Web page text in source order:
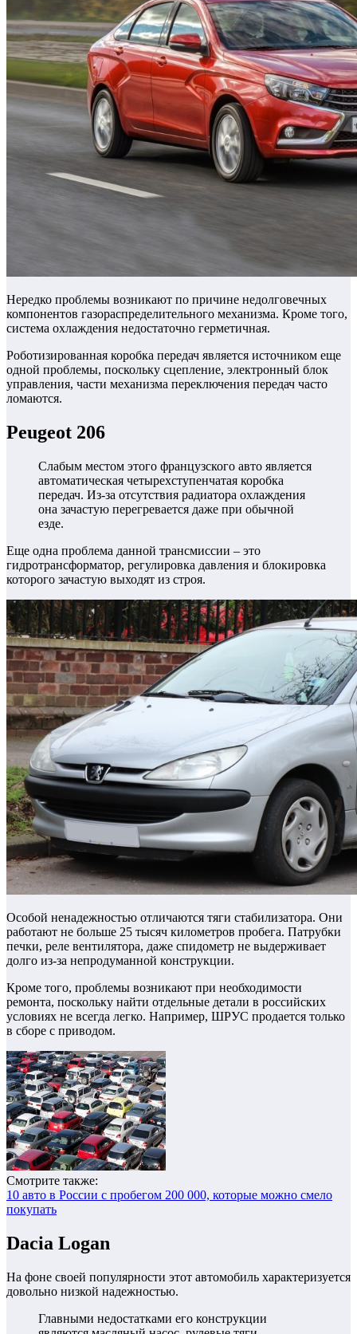
Нередко проблемы возникают по причине недолговечных
компонентов газораспределительного механизма. Кроме того,
система охлаждения недостаточно герметичная.
Роботизированная коробка передач является источником еще
одной проблемы, поскольку сцепление, электронный блок
управления, части механизма переключения передач часто
ломаются.
Peugeot 206
Слабым местом этого французского авто является
автоматическая четырехступенчатая коробка
передач. Из-за отсутствия радиатора охлаждения
она зачастую перегревается даже при обычной
езде.
Еще одна проблема данной трансмиссии – это
гидротрансформатор, регулировка давления и блокировка
которого зачастую выходят из строя.
Особой ненадежностью отличаются тяги стабилизатора. Они
работают не больше 25 тысяч километров пробега. Патрубки
печки, реле вентилятора, даже спидометр не выдерживает
долго из-за непродуманной конструкции.
Кроме того, проблемы возникают при необходимости
ремонта, поскольку найти отдельные детали в российских
условиях не всегда легко. Например, ШРУС продается только
в сборе с приводом.
Смотрите также:
10 авто в России с пробегом 200 000, которые можно смело
покупать
Dacia Logan
На фоне своей популярности этот автомобиль характеризуется
довольно низкой надежностью.
Главными недостатками его конструкции